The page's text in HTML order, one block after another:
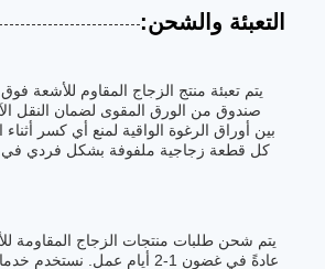
التعبئة والشحن:
يتم تعبئة منتج الزجاج المقاوم للأشعة
صندوق من الورق المقوى لضمان النقل
بين أوراق الرغوة الواقية لمنع أي كسر
كل قطعة زجاجية ملفوفة بشكل فردي في
يتم شحن طلبات منتجات الزجاج المقاومة
عادةً في غضون 1-2 أيام عمل.